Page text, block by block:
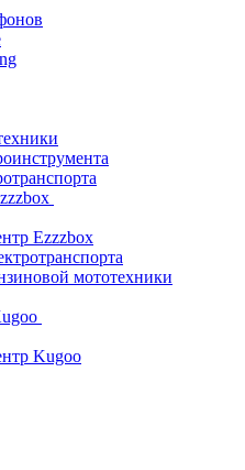
Ezzzbox
мототехники
Kugoo